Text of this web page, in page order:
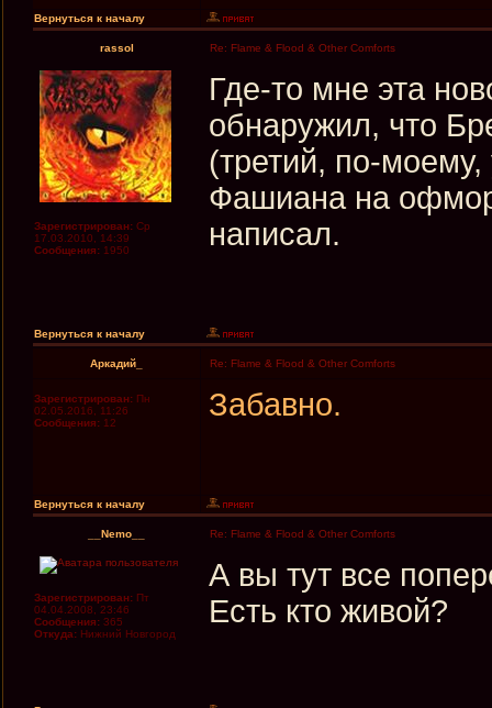
Вернуться к началу
rassol Re: Flame & Flood & Other Comforts
Зарегистрирован: Ср
17.03.2010, 14:39
Сообщения: 1950
Где-то мне эта
обнаружил, что
(третий, по-
Фашиана на
написал.
Вернуться к началу
Аркадий_ Re: Flame & Flood & Other Comforts
Зарегистрирован: Пн
02.05.2016, 11:26
Сообщения: 12
Забавно.
Вернуться к началу
__Nemo__ Re: Flame & Flood & Other Comforts
Зарегистрирован: Пт
04.04.2008, 23:46
Сообщения: 365
Откуда: Нижний Новгород
А вы тут все
Есть кто живой?